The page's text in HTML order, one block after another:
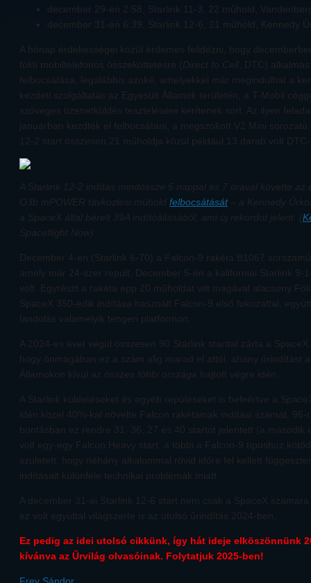
december 29-én 2:58, Starlink 11-3, 22 műhold,
december 31-én 6:39, Starlink 12-6, 21 műhold, Kennedy
A hónap érdekességei közül érdemes felidézni, hogy
földi mobiltelefonos összeköttetésre ( Direct to Cell , DTC)
felbocsátása, legalábbis azoké, amelyekkel már megindulhat a
kezdeti szolgáltatás az Egyesült Államok területén, a T-Mobil
szöveges üzenetküldés tesztelésére kerítenek sort. Az ilyen
januárban kezdték el felbocsátani, a megszokott V2 Mini sorozatú
12-2 start összesen 21 műholdja közül például 13 darab volt
A Starlink 12-2 indítás mindössze 5 nappal és 7 órával követte az
O3b mPOWER távközlési műhold felbocsátását– a Kennedy
a SpaceX által bérelt 39A indítóállásából, ami új rekordot jelent. (
Spaceflight Now)
December 4-én (Starlink 6-70) a Falcon-9 rakéta B1067
amely már 24-szer repült. December 5-én a kaliforniai Starlink 9-
volt. Egyrészt a rakéta épp 20 műholdat vitt magával alacsony
SpaceX 350-edik indítása használt Falcon-9 első fokozattal,
landolás valamelyik tengeri platformon.
A 2024-es évet végül összesen 90 Starlink starttal zárta a
hogy önmagában ez a szám alig marad el attól, ahány űrindítást
Államokon kívül az összes többi országa hajtott végre idén.
A Starlink küldetéseket és egyéb repüléseket is beleértve a
idén közel 40%-kal növelte Falcon rakétáinak indítási számát,
bontásban ez rendre 31, 36, 27 és 40 startot jelentett (a második
volt egy-egy Falcon Heavy start, a többi a Falcon-9 típushoz
született, hogy néhány alkalommal rövid időre fel kellett
indításait különféle technikai problémák miatt.
A december 31-ei Starlink 12-6 start nem csak a SpaceX
ez volt egyúttal világszerte is az utolsó űrindítás 2024-ben.
Ez pedig az idei utolsó cikkünk, így hát ideje elköszönnünk
kívánva az Űrvilág olvasóinak. Folytatjuk 2025-ben!